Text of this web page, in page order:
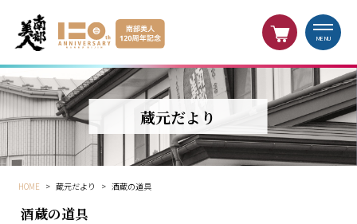
MENU
蔵元だより
HOME > 蔵元だより > 酒蔵の道具
酒蔵の道具